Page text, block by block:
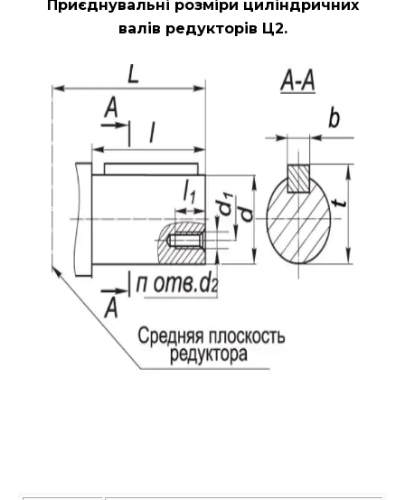
Приєднувальні розміри циліндричних
валів редукторів Ц2.